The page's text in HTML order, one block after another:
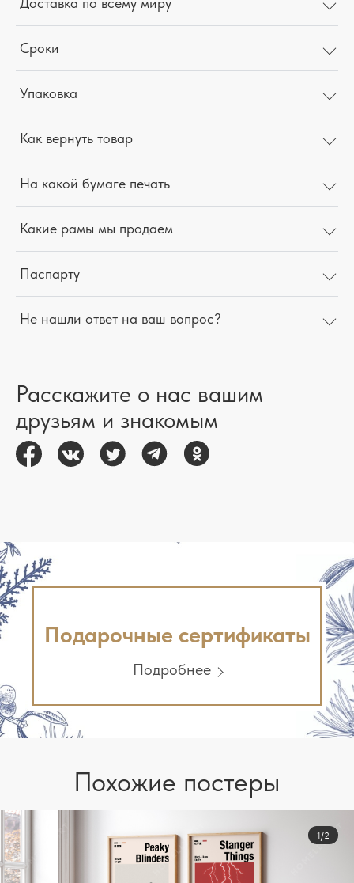
Сроки
Упаковка
Как вернуть товар
На какой бумаге печать
Какие рамы мы продаем
Паспарту
Не нашли ответ на ваш вопрос?
Расскажите о нас вашим
друзьям и знакомым
Подарочные сертификаты
Подробнее
Похожие постеры
1/2